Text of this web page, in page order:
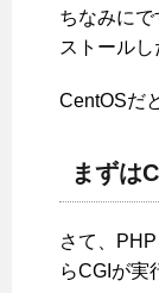
ちなみに
ストールし
CentOSだ
まずは
さて、
らCGIが実